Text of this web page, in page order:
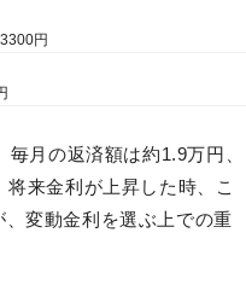
円
月の返済額は約1.9万円、
来金利が上昇した時、こ
変動金利を選ぶ上での重